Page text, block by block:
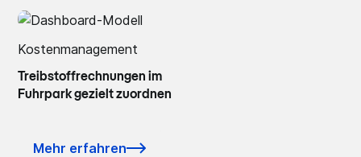
Kostenmanagement
Treibstoffrechnungen im
Fuhrpark gezielt zuordnen
Mehr erfahren